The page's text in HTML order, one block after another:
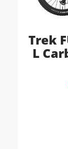
Trek
L